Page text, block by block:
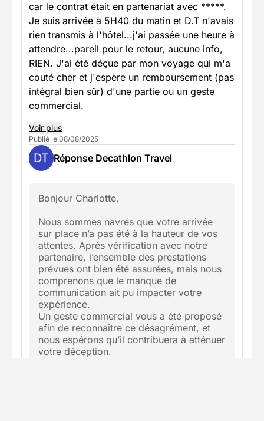
car le contrat était en partenariat avec *****.
Je suis arrivée à 5H40 du matin et D.T n'avais
rien transmis à l'hôtel...j'ai passée une heure à
attendre...pareil pour le retour, aucune info,
RIEN. J'ai été déçue par mon voyage qui m'a
couté cher et j'espère un remboursement (pas
intégral bien sûr) d'une partie ou un geste
commercial.
Voir plus
Publié le 08/08/2025
DT Réponse Decathlon Travel
Bonjour Charlotte,
Nous sommes navrés que votre arrivée
sur place n’a pas été à la hauteur de vos
attentes. Après vérification avec notre
partenaire, l’ensemble des prestations
prévues ont bien été assurées, mais nous
comprenons que le manque de
communication ait pu impacter votre
expérience.
Un geste commercial vous a été proposé
afin de reconnaître ce désagrément, et
nous espérons qu’il contribuera à atténuer
votre déception.